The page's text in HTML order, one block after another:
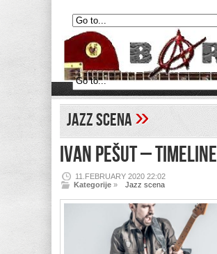
Jazz scena»
IVAN PEŠUT – Timeline
11.FEBRUARY 2020 22:02
Kategorije » Jazz scena